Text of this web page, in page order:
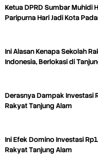
Ketua DPRD Sumbar Muhidi
Paripurna Hari Jadi Kota
Ini Alasan Kenapa Sekolah
Indonesia, Berlokasi di
Derasnya Dampak Investasi
Rakyat Tanjung Alam
Ini Efek Domino Investasi
Rakyat Tanjung Alam